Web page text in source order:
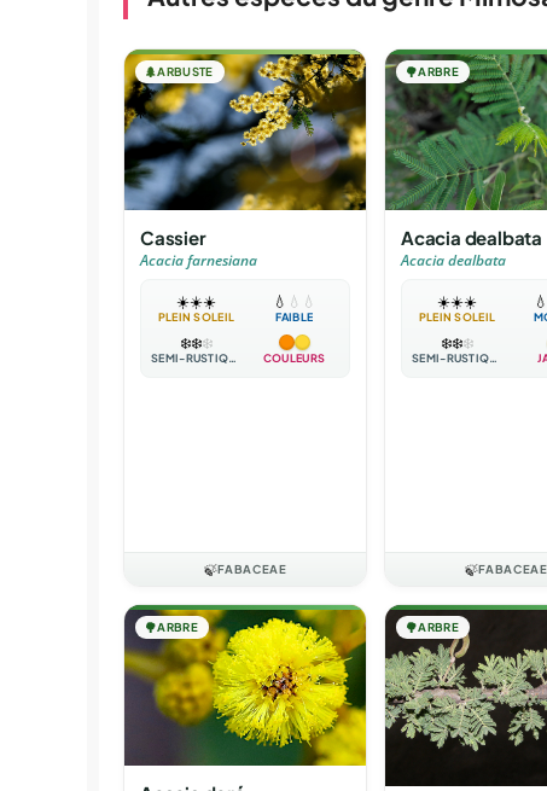
🌲ARBUSTE
Cassier
Acacia farnesiana
☀️☀️☀️
PLEIN SOLEIL
💧 💧 💧
FAIBLE
❄️❄️❄️
SEMI-RUSTIQUE COULEURS
🍃FABACEAE
🌳ARBRE
Acacia dealbata
Acacia dealbata
☀️☀️☀️
PLEIN SOLEIL
💧
❄️❄️❄️
SEMI-RUSTIQUE
🍃FABACEAE
🌳ARBRE 🌳ARBRE